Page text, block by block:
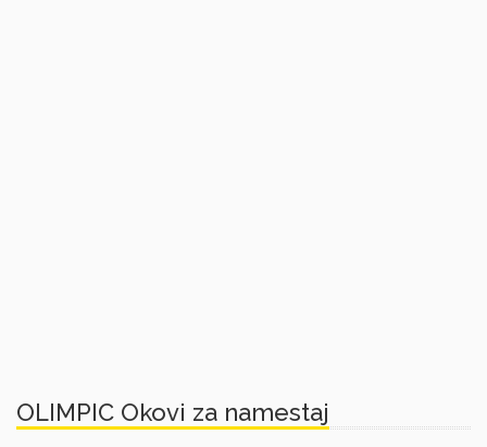
OLIMPIC Okovi za namestaj